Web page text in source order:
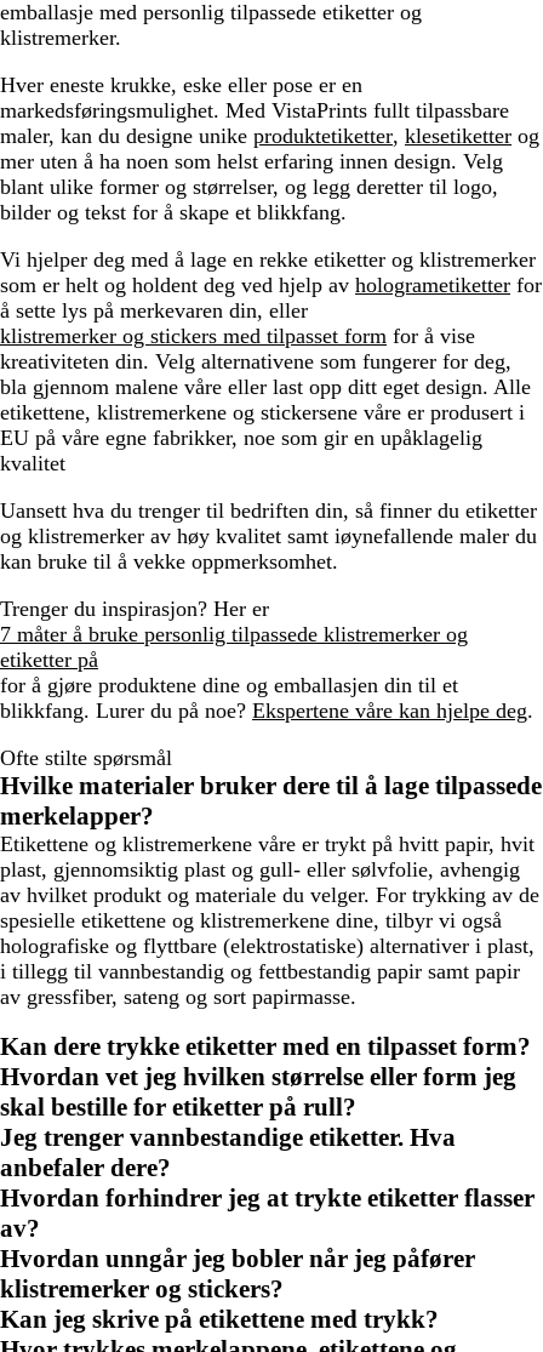
emballasje med personlig tilpassede etiketter og
klistremerker.
Hver eneste krukke, eske eller pose er en
markedsføringsmulighet. Med VistaPrints fullt tilpassbare
maler, kan du designe unike produktetiketter, klesetiketter og
mer uten å ha noen som helst erfaring innen design. Velg
blant ulike former og størrelser, og legg deretter til logo,
bilder og tekst for å skape et blikkfang.
Vi hjelper deg med å lage en rekke etiketter og klistremerker
som er helt og holdent deg ved hjelp av hologrametiketter for
å sette lys på merkevaren din, eller
klistremerker og stickers med tilpasset form for å vise
kreativiteten din. Velg alternativene som fungerer for deg,
bla gjennom malene våre eller last opp ditt eget design. Alle
etikettene, klistremerkene og stickersene våre er produsert i
EU på våre egne fabrikker, noe som gir en upåklagelig
kvalitet
Uansett hva du trenger til bedriften din, så finner du etiketter
og klistremerker av høy kvalitet samt iøynefallende maler du
kan bruke til å vekke oppmerksomhet.
Trenger du inspirasjon? Her er
7 måter å bruke personlig tilpassede klistremerker og
etiketter på
for å gjøre produktene dine og emballasjen din til et
blikkfang. Lurer du på noe? Ekspertene våre kan hjelpe deg.
Ofte stilte spørsmål
Hvilke materialer bruker dere til å lage tilpassede
merkelapper?
Etikettene og klistremerkene våre er trykt på hvitt papir, hvit
plast, gjennomsiktig plast og gull- eller sølvfolie, avhengig
av hvilket produkt og materiale du velger. For trykking av de
spesielle etikettene og klistremerkene dine, tilbyr vi også
holografiske og flyttbare (elektrostatiske) alternativer i plast,
i tillegg til vannbestandig og fettbestandig papir samt papir
av gressfiber, sateng og sort papirmasse.
Kan dere trykke etiketter med en tilpasset form?
Hvordan vet jeg hvilken størrelse eller form jeg
skal bestille for etiketter på rull?
Jeg trenger vannbestandige etiketter. Hva
anbefaler dere?
Hvordan forhindrer jeg at trykte etiketter flasser
av?
Hvordan unngår jeg bobler når jeg påfører
klistremerker og stickers?
Kan jeg skrive på etikettene med trykk?